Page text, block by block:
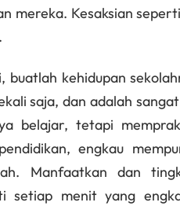
mereka. Kesaksian
buatlah kehidupan
saja, dan adalah
belajar, tetapi
engkau
Manfaatkan dan
setiap menit yang